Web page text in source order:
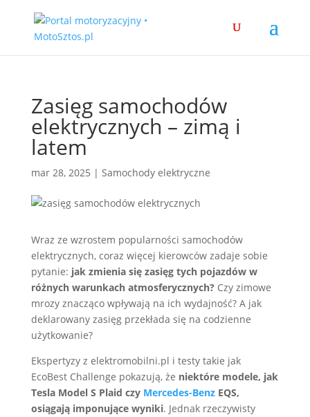
Zasięg samochodów
elektrycznych – zimą i
latem
mar 28, 2025 | Samochody elektryczne
Wraz ze wzrostem popularności samochodów
elektrycznych, coraz więcej kierowców zadaje sobie
pytanie: jak zmienia się zasięg tych pojazdów w
różnych warunkach atmosferycznych?Czy zimowe
mrozy znacząco wpływają na ich wydajność? A jak
deklarowany zasięg przekłada się na codzienne
użytkowanie?
Ekspertyzy z elektromobilni.pl i testy takie jak
EcoBest Challenge pokazują, że niektóre modele, jak
Tesla Model S Plaid czy Mercedes-BenzEQS,
osiągają imponujące wyniki. Jednak rzeczywisty